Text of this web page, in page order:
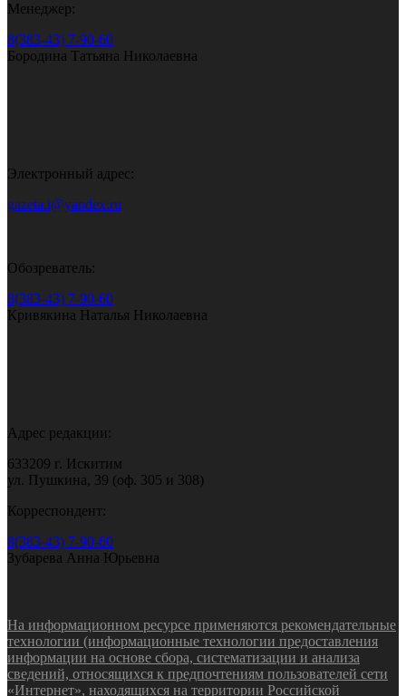
Менеджер:
8(383-43) 7-90-60
Бородина Татьяна Николаевна
Электронный адрес:
gazeta.i@yandex.ru
Обозреватель:
8(383-43) 7-90-60
Кривякина Наталья Николаевна
Адрес редакции:
633209 г. Искитим
ул. Пушкина, 39 (оф. 305 и 308)
Корреспондент:
8(383-43) 7-90-60
Зубарева Анна Юрьевна
На информационном ресурсе применяются рекомендательные
технологии (информационные технологии предоставления
информации на основе сбора, систематизации и анализа
сведений, относящихся к предпочтениям пользователей сети
«Интернет», находящихся на территории Российской